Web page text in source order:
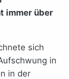
immer über
sich
in
in der